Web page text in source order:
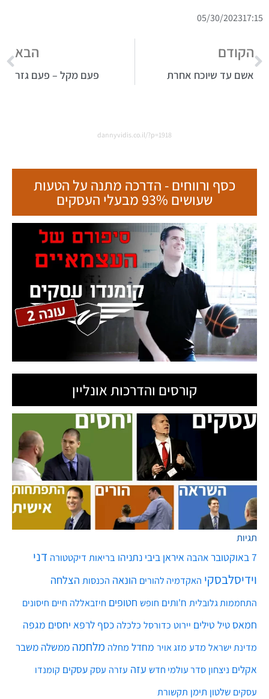
17:15
05/30/2023
הקודם
אשם עד שיוכח אחרת
הבא
פעם מקל – פעם גזר
dannyvidis.co.il/?p=1918
כסף ורווחים - הדרכה מתנה על הטעות
שעושים 93% מבעלי העסקים
קורסים והדרכות אונליין
תגיות
7 באוקטובר אהבה איראן ביבי נתניהו בריאות דיקטטורה דני
וידיסלבסקי האקדמיה להורים הונאה הכנסות הצלחה
התחממות גלובלית ח'ותים חופש חטופים חיזבאללה חיים חיסונים
חמאס טיל טילים יירוט כדורסל כלכלה כסף לרפא יחסים מגפה
מדינת ישראל מדע מזג אויר מחדל מחלה מלחמה ממשלה משבר
אקלים ניצחון סדר עולמי חדש עזה עזרה עסק עסקים קומנדו
עסקים שלטון תימן תקשורת
ט.ל.ח בכפוף לתקנון